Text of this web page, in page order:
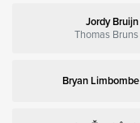
Jordy Bruijn
Thomas Bruns
Bryan Limbombe